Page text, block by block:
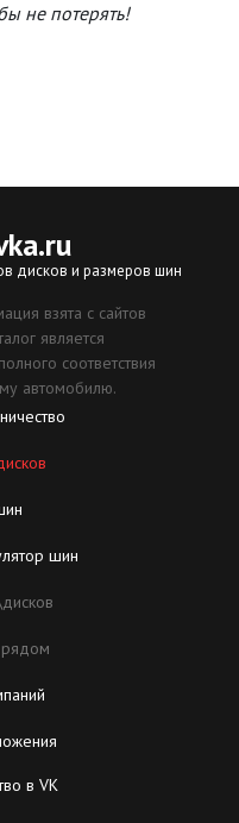
не потерять!
.ru
дисков и размеров шин
взята с сайтов
является
соответствия
автомобилю.
шин
в VK